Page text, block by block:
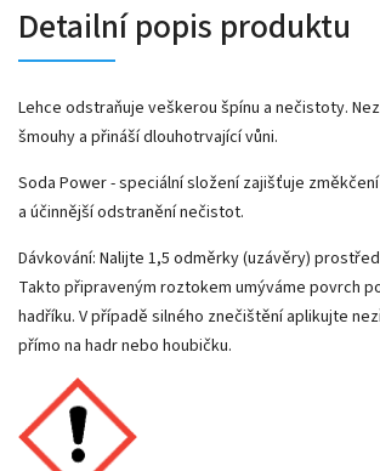
Detailní popis produktu
Lehce odstraňuje veškerou špínu a nečistoty.
šmouhy a přináší dlouhotrvající vůni.
Soda Power - speciální složení zajišťuje
a účinnější odstranění nečistot.
Dávkování: Nalijte 1,5 odměrky (uzávěry)
Takto připraveným roztokem umýváme povrch
hadříku. V případě silného znečištění aplikujte
přímo na hadr nebo houbičku.